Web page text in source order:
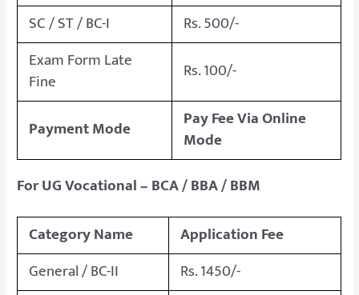
SC / ST / BC-I
Rs. 500/-
Exam Form Late
Fine
Rs. 100/-
Payment Mode
Pay Fee Via Online
Mode
For UG Vocational – BCA / BBA / BBM
Category Name
Application Fee
General / BC-II
Rs. 1450/-